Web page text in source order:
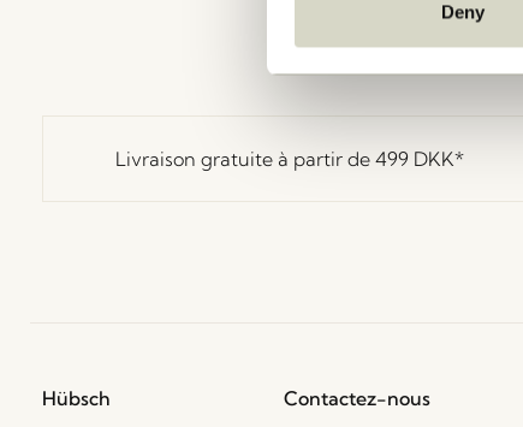
Deny
Livraison gratuite à partir de 499 DKK*
Hübsch
Contactez-nous